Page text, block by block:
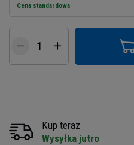
Cena standardowa
Kup teraz
Wysyłka jutro